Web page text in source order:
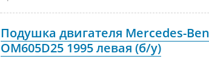
Подушка двигателя Mercedes-
OM605D25 1995 левая (б/у)